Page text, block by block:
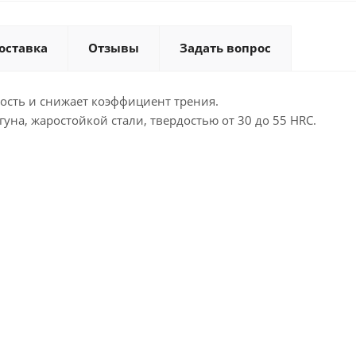
Отзывы Задать вопрос
и снижает коэффициент трения.
жаростойкой стали, твердостью от 30 до 55 HRC.